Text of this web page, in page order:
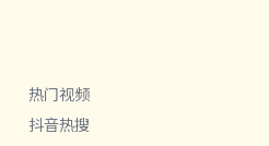
热门视频
抖音热搜